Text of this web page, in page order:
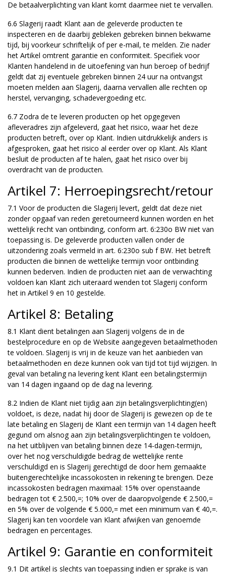
De betaalverplichting van klant komt daarmee niet te vervallen.
6.6 Slagerij raadt Klant aan de geleverde producten te
inspecteren en de daarbij gebleken gebreken binnen bekwame
tijd, bij voorkeur schriftelijk of per e-mail, te melden. Zie nader
het Artikel omtrent garantie en conformiteit. Specifiek voor
Klanten handelend in de uitoefening van hun beroep of bedrijf
geldt dat zij eventuele gebreken binnen 24 uur na ontvangst
moeten melden aan Slagerij, daarna vervallen alle rechten op
herstel, vervanging, schadevergoeding etc.
6.7 Zodra de te leveren producten op het opgegeven
afleveradres zijn afgeleverd, gaat het risico, waar het deze
producten betreft, over op Klant. Indien uitdrukkelijk anders is
afgesproken, gaat het risico al eerder over op Klant. Als Klant
besluit de producten af te halen, gaat het risico over bij
overdracht van de producten.
Artikel 7: Herroepingsrecht/retour
7.1 Voor de producten die Slagerij levert, geldt dat deze niet
zonder opgaaf van reden geretourneerd kunnen worden en het
wettelijk recht van ontbinding, conform art. 6:230o BW niet van
toepassing is. De geleverde producten vallen onder de
uitzondering zoals vermeld in art. 6:230o sub f BW. Het betreft
producten die binnen de wettelijke termijn voor ontbinding
kunnen bederven. Indien de producten niet aan de verwachting
voldoen kan Klant zich uiteraard wenden tot Slagerij conform
het in Artikel 9 en 10 gestelde.
Artikel 8: Betaling
8.1 Klant dient betalingen aan Slagerij volgens de in de
bestelprocedure en op de Website aangegeven betaalmethoden
te voldoen. Slagerij is vrij in de keuze van het aanbieden van
betaalmethoden en deze kunnen ook van tijd tot tijd wijzigen. In
geval van betaling na levering kent Klant een betalingstermijn
van 14 dagen ingaand op de dag na levering.
8.2 Indien de Klant niet tijdig aan zijn betalingsverplichting(en)
voldoet, is deze, nadat hij door de Slagerij is gewezen op de te
late betaling en Slagerij de Klant een termijn van 14 dagen heeft
gegund om alsnog aan zijn betalingsverplichtingen te voldoen,
na het uitblijven van betaling binnen deze 14-dagen-termijn,
over het nog verschuldigde bedrag de wettelijke rente
verschuldigd en is Slagerij gerechtigd de door hem gemaakte
buitengerechtelijke incassokosten in rekening te brengen. Deze
incassokosten bedragen maximaal: 15% over openstaande
bedragen tot € 2.500,=; 10% over de daaropvolgende € 2.500,=
en 5% over de volgende € 5.000,= met een minimum van € 40,=.
Slagerij kan ten voordele van Klant afwijken van genoemde
bedragen en percentages.
Artikel 9: Garantie en conformiteit
9.1 Dit artikel is slechts van toepassing indien er sprake is van